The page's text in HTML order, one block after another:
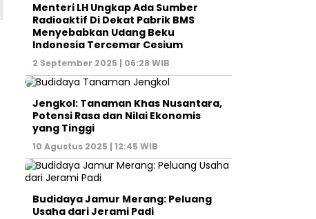
Menteri LH Ungkap Ada Sumber
Radioaktif Di Dekat Pabrik BMS
Menyebabkan Udang Beku
Indonesia Tercemar Cesium
2 September 2025 | 06:28 WIB
Jengkol: Tanaman Khas Nusantara,
Potensi Rasa dan Nilai Ekonomis
yang Tinggi
10 Agustus 2025 | 12:45 WIB
Budidaya Jamur Merang: Peluang
Usaha dari Jerami Padi